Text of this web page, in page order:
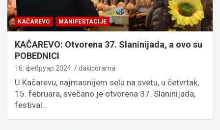
KAČAREVO MANIFESTACIJE
KAČAREVO: Otvorena 37. Slaninijada, a ovo su
POBEDNICI
16. фебруар 2024. dakicorama
U Kačarevu, najmasnijem selu na svetu, u četvrtak,
15. februara, svečano je otvorena 37. Slaninijada,
festival…